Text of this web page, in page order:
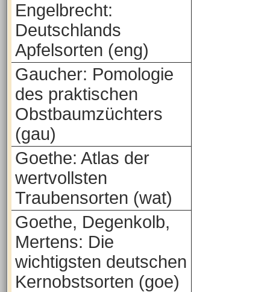
Engelbrecht:
Deutschlands
Apfelsorten (eng)
Gaucher: Pomologie
des praktischen
Obstbaumzüchters
(gau)
Goethe: Atlas der
wertvollsten
Traubensorten (wat)
Goethe, Degenkolb,
Mertens: Die
wichtigsten deutschen
Kernobstsorten (goe)